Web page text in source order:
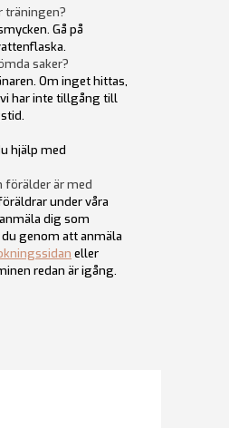
träningen?
Gå på
saker?
Om inget hittas,
har inte tillgång till
hjälp med
förälder är med
under våra
dig som
genom att anmäla
eller
redan är igång.